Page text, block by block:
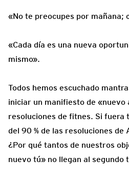
«No te preocupes por mañana;
«Cada día es una nueva
mismo».
Todos hemos escuchado
iniciar un manifiesto de «nuevo
resoluciones de fitnes. Si fuera
del 90 % de las resoluciones de
¿Por qué tantos de nuestros
nuevo tú» no llegan al segundo